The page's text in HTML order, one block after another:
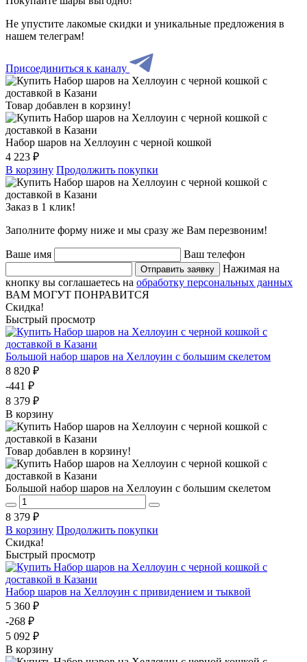
Не упустите лакомые скидки и уникальные предложения в
нашем телеграм!
Присоединиться к каналу
Товар добавлен в корзину!
Набор шаров на Хеллоуин с черной кошкой
4 223 ₽
В корзину Продолжить покупки
Заказ в 1 клик!
Заполните форму ниже и мы сразу же Вам перезвоним!
Ваше имя Ваш телефон
Отправить заявку
Нажимая на
кнопку вы соглашаетесь на обработку персональных данных
ВАМ МОГУТ ПОНРАВИТСЯ
Скидка!
Быстрый просмотр
Большой набор шаров на Хеллоуин с большим скелетом
8 820 ₽
-441 ₽
8 379 ₽
В корзину
Товар добавлен в корзину!
Большой набор шаров на Хеллоуин с большим скелетом
8 379 ₽
В корзину Продолжить покупки
Скидка!
Быстрый просмотр
Набор шаров на Хеллоуин с привидением и тыквой
5 360 ₽
-268 ₽
5 092 ₽
В корзину